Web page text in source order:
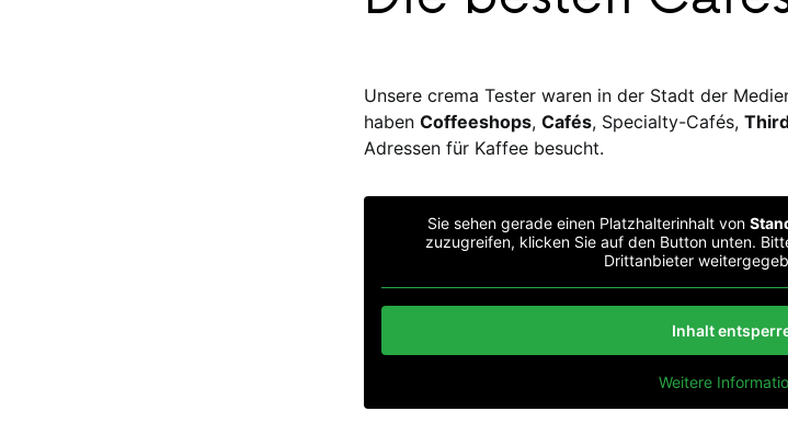
Unsere crema Tester waren in der Stadt der
haben Coffeeshops, Cafés, Specialty-Cafés,
Adressen für Kaffee besucht.
Sie sehen gerade einen Platzhalterinhalt von
zuzugreifen, klicken Sie auf den Button unten.
Drittanbieter
Inhalt
Weitere